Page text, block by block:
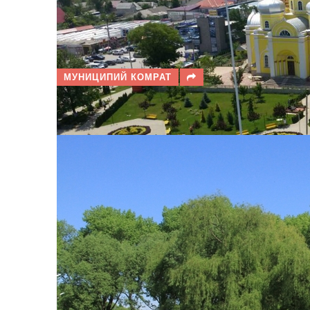
МУНИЦИПИЙ КОМРАТ
ПРОГНОЗ ПОГОДЫ В